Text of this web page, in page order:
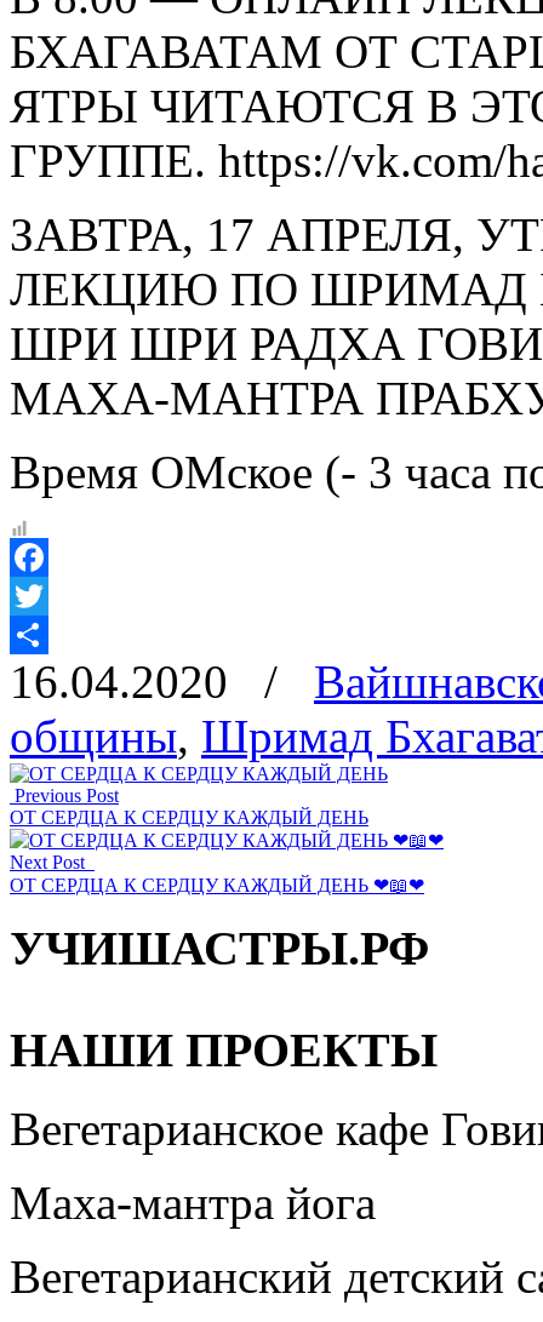
БХАГАВАТАМ ОТ
ЯТРЫ ЧИТАЮТСЯ В
ГРУППЕ. https://vk.com/
ЗАВТРА, 17 АПРЕЛЯ,
ЛЕКЦИЮ ПО ШРИМАД
ШРИ ШРИ РАДХА
МАХА-МАНТРА
Время ОМское (- 3 часа
Facebook
Twitter
Отправить
16.04.2020 /
общины, Шримад
Previous Post
ОТ СЕРДЦА К СЕРДЦУ КАЖДЫЙ ДЕНЬ
Next Post
ОТ СЕРДЦА К СЕРДЦУ КАЖДЫЙ ДЕНЬ ❤📖❤
УЧИШАСТРЫ.РФ
НАШИ ПРОЕКТЫ
Вегетарианское кафе
Маха-мантра йога
Вегетарианский детский